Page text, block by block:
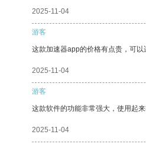
2025-11-04
游客
这款加速器app的价格有点贵，可以
2025-11-04
游客
这款软件的功能非常强大，使用起来
2025-11-04